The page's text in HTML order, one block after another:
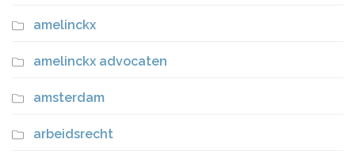
amelinckx
amelinckx advocaten
amsterdam
arbeidsrecht